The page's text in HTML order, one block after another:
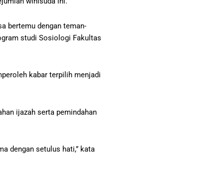
bertemu dengan teman-
studi Sosiologi Fakultas
kabar terpilih menjadi
ijazah serta pemindahan
dengan setulus hati,” kata